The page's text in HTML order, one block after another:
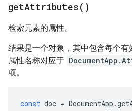
getAttributes( )
检索元素的属性。
结果是一个对象，其中包含每个
属性名称对应于
项。
const doc = DocumentApp .